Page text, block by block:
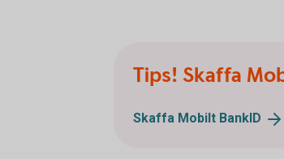
Tips! Skaffa
Skaffa Mobilt BankID